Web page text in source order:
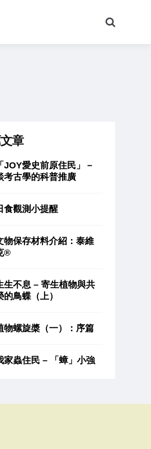
尋
章
「JOY愛史前原住民」－
考古學的科普推廣
食觀測小提醒
物保存材料介紹：泰維
®
生不息 – 寄生植物與共
的鳥蝶（上）
物螺旋槳（一）：序篇
家蟲住民 – 「蟑」小強